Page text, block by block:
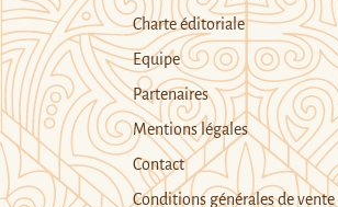
Charte éditoriale
Equipe
Partenaires
Mentions légales
Contact
Conditions générales de vente